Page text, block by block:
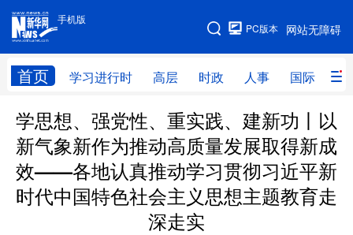
手机版
网站无障碍
PC版本
首页 学习进行时 高层 时政 人事 国际 财
手机版
网站地图
学习进行时 高层 时政 人事
国际 财经 网评 港澳
台湾 思客智库 全球连线 教育
学思想、强党性、重实践、建新功丨以
新气象新作为推动高质量发展取得新成
效——各地认真推动学习贯彻习近平新
时代中国特色社会主义思想主题教育走
深走实